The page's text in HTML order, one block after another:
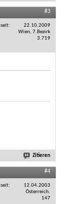
#3
22.10.2009
Wien, 7.Bezirk
3.719
Zitieren
#4
12.04.2003
Österreich.
147